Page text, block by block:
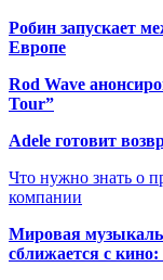
Робин запускает
Европе
Rod Wave
Tour”
Adele готовит
Что нужно знать о
компании
Мировая
сближается с